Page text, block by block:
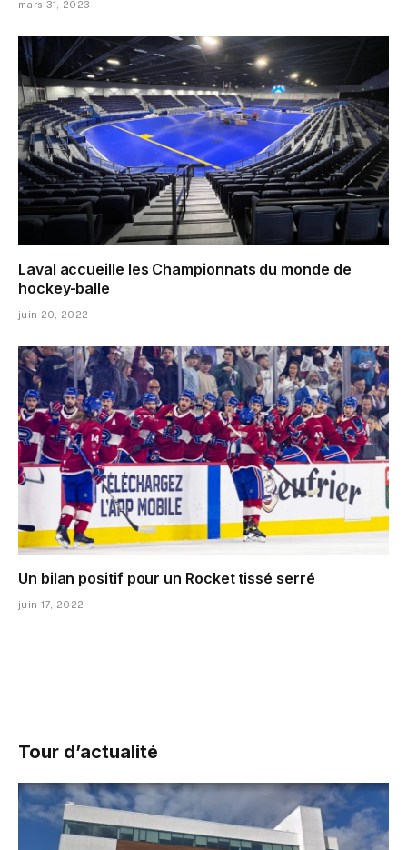
mars 31, 2023
Laval accueille les Championnats du monde de
hockey-balle
juin 20, 2022
Un bilan positif pour un Rocket tissé serré
juin 17, 2022
Tour d’actualité